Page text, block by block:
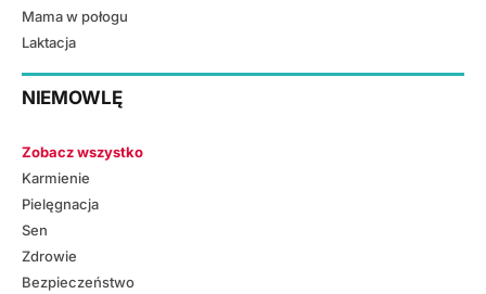
Mama w połogu
Laktacja
NIEMOWLĘ
Zobacz wszystko
Karmienie
Pielęgnacja
Sen
Zdrowie
Bezpieczeństwo